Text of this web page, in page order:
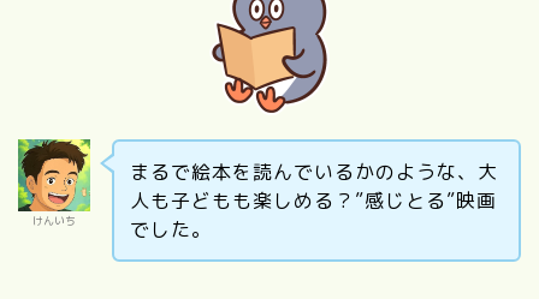
けんいち
まるで絵本を読んでいるかのような、大
人も子どもも楽しめる？”感じとる”映画
でした。